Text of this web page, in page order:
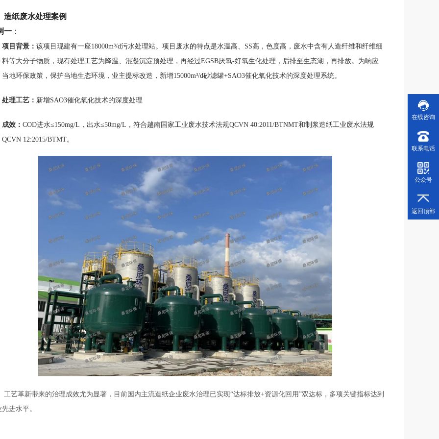
造纸废水处理案例
一 ：
项目背景 ： 该项目现建有一座18000m³/d污水处理站。项目废水的特点是水温高、SS高，色度高，废水中含有人造纤维和纤维细
料等大分子物质，现有处理工艺为降温、混凝沉淀预处理，再经过EGSB厌氧-好氧生化处理，后排至生态湖，再排放。为响应
当地环保政策，保护当地生态环境，业主提标改造，新增15000m³/d砂滤罐+SAO3催化氧化技术的深度处理系统。
处理工艺 ： 新增SAO3催化氧化技术的深度处理
成效 ： COD进水≤150mg/L，出水≤50mg/L，符合越南国家工业废水技术法规QCVN 40:2011/BTNMT和制浆造纸工业废水法规
QCVN 12:2015/BTMT。
工艺革新带来的治理成效尤为显著，目前国内主流造纸企业废水治理已实现“达标排放+资源化回用”双达标，多项关键指标达到
进水平。
在线咨询
联系电话
公众号
返回顶部